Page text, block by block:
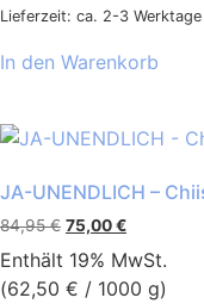
Lieferzeit: ca. 2-3 Werktage
In den Warenkorb
JA-UNENDLICH –
84,95€ 75,00€
Enthält 19% MwSt.
(62,50 € / 1000 g)